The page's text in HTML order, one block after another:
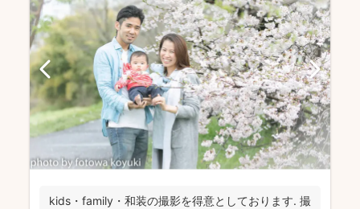
kids・family・和装の撮影を得意としております. 撮